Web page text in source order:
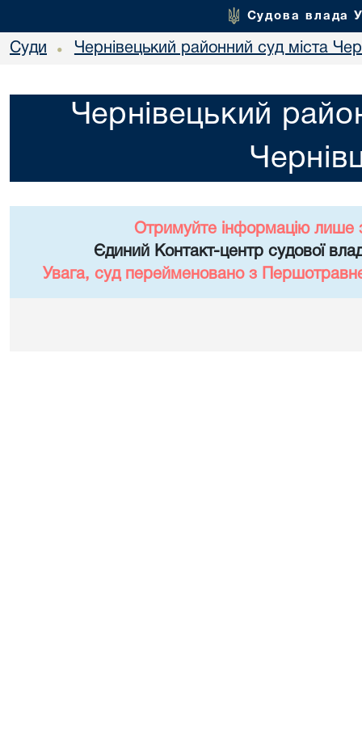
Судова влада
Суди • Чернівецький районний суд міста
Чернівецький
Отримуйте інформацію лише
Єдиний Контакт-центр судової
Увага, суд перейменовано з